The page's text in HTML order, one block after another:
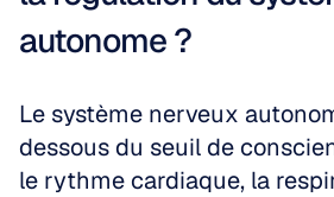
autonome ?
Le système nerveux
dessous du seuil de
le rythme cardiaque, la